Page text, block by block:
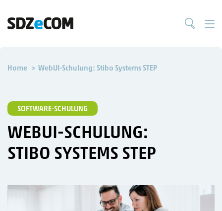
Home WebUI-Schulung: Stibo Systems STEP
SOFTWARE-SCHULUNG
WEBUI-SCHULUNG:
STIBO SYSTEMS STEP